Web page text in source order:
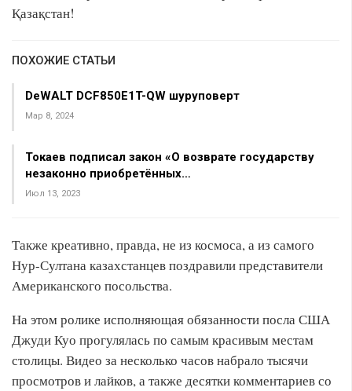
Қазақстан!
ПОХОЖИЕ СТАТЬИ
DeWALT DCF850E1T-QW шуруповерт
Мар 8, 2024
Токаев подписал закон «О возврате государству
незаконно приобретённых…
Июл 13, 2023
Также креативно, правда, не из космоса, а из самого
Нур-Султана казахстанцев поздравили представители
Американского посольства.
На этом ролике исполняющая обязанности посла США
Джуди Куо прогулялась по самым красивым местам
столицы. Видео за несколько часов набрало тысячи
просмотров и лайков, а также десятки комментариев со